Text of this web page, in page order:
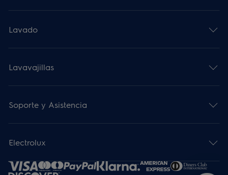
Lavado
Lavavajillas
Soporte y Asistencia
Electrolux